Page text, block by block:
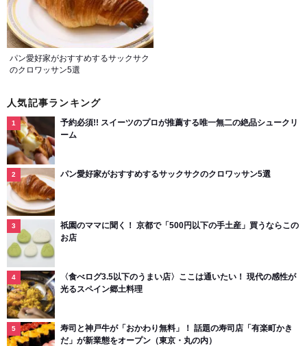
パン愛好家がおすすめするサックサク
のクロワッサン5選
人気記事ランキング
予約必須!! スイーツのプロが推薦する唯一無二の絶品シュークリ
ーム
パン愛好家がおすすめするサックサクのクロワッサン5選
祇園のママに聞く！ 京都で「500円以下の手土産」買うならこの
お店
〈食べログ3.5以下のうまい店〉ここは通いたい！ 現代の感性が
光るスペイン郷土料理
寿司と神戸牛が「おかわり無料」！ 話題の寿司店「有楽町かき
だ」が新業態をオープン（東京・丸の内）